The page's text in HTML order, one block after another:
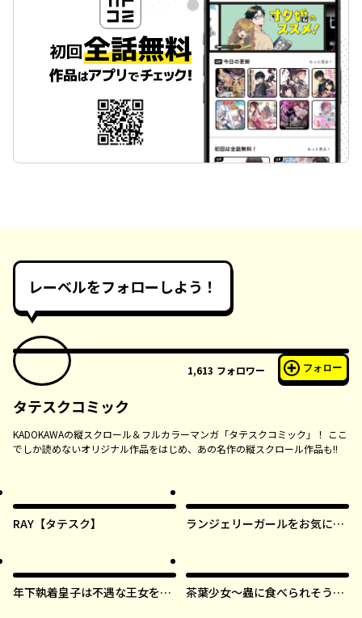
レーベルをフォローしよう！
1,613 フォロワー フォロー
タテスクコミック
KADOKAWAの縦スクロール＆フルカラーマンガ「タテスクコミック」！ ここ
でしか読めないオリジナル作品をはじめ、あの名作の縦スクロール作品も!!
RAY【タテスク】
ランジェリーガールをお気に召
年下執着皇子は不遇な王女を愛
茶葉少女～蟲に食べられそうに